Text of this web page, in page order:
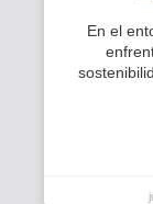
En el